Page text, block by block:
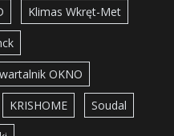
Klimas Wkręt-Met
OKNO
KRISHOME Soudal